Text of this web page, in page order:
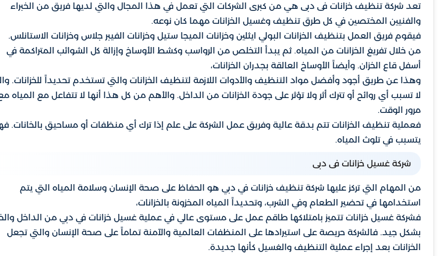
تعد شركة تنظيف خزانات فى دبى هي من كبرى الشركات التي تعمل في هذا المجال والتي لديها فريق من الخبراء
والفنيين المختصين في كل طرق تنظيف وغسيل الخزانات مهما كان نوعه.
فيقوم فريق العمل بتنظيف الخزانات البولي ايثلين وخزانات الميجا ستيل وخزانات الفيبر جلاس وخزانات الاستانلس.
من خلال تفريغ الخزانات من المياه. ثم يبدأ التخلص من الرواسب وكشط الأوساخ وإزالة كل الشوائب المتراكمة في
أسفل قاع الخزان. وأيضاً الأوساخ العالقة بجدران الخزانات،
وهذا عن طريق أجود وأفضل مواد التنظيف والأدوات اللازمة لتنظيف الخزانات والتي تستخدم تحديداً للخزانات.
لا تسبب أي روائح أو تترك أثر ولا تؤثر على جودة الخزانات من الداخل. والأهم من كل هذا أنها لا تتفاعل مع المياه
مرور الوقت.
فعملية تنظيف الخزانات تتم بدقة عالية وفريق عمل الشركة على علم إذا ترك أي منظفات أو مساحيق بالخانات.
يتسبب في تلوث المياه.
شركة غسيل خزانات فى دبى
من المهام التي تركز عليها شركة تنظيف خزانات في دبي هو الحفاظ على صحة الإنسان وسلامة المياه التي يتم
استخدامها في تحضير الطعام وفي الشرب، وتحديداً المياه المخزونة بالخزانات،
فشركة غسيل خزانات تتميز بامتلاكها طاقم عمل على مستوى عالي في عملية غسيل خزانات في دبي من الداخل
بشكل جيد. فالشركة حريصة على استيرادها على المنظفات العالمية والآمنة تماماً على صحة الإنسان والتي تجعل
الخزانات بعد إجراء عملية التنظيف والغسيل كأنها جديدة.